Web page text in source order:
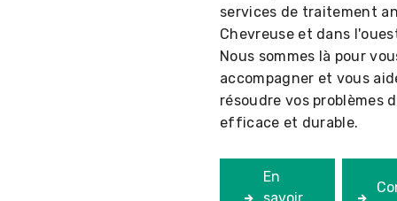
services de traitement
Chevreuse et dans
Nous sommes là pour
accompagner et vous
résoudre vos problèmes
efficace et durable.
En